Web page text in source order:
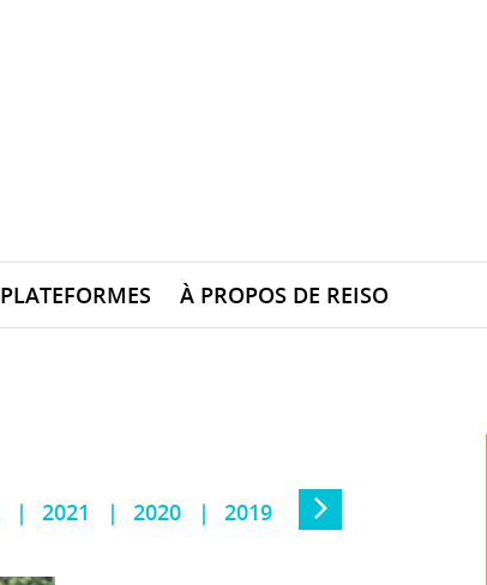
PLATEFORMES À PROPOS DE REISO
2021 2020 2019